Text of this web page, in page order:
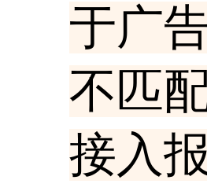
于广
不匹
接入